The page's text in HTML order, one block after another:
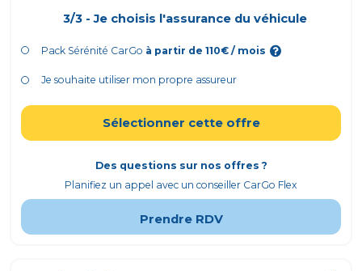
3/3 - Je choisis l'assurance du véhicule
Pack Sérénité CarGo à partir de 110€ / mois
Je souhaite utiliser mon propre assureur
Sélectionner cette offre
Des questions sur nos offres ?
Planifiez un appel avec un conseiller CarGo Flex
Prendre RDV